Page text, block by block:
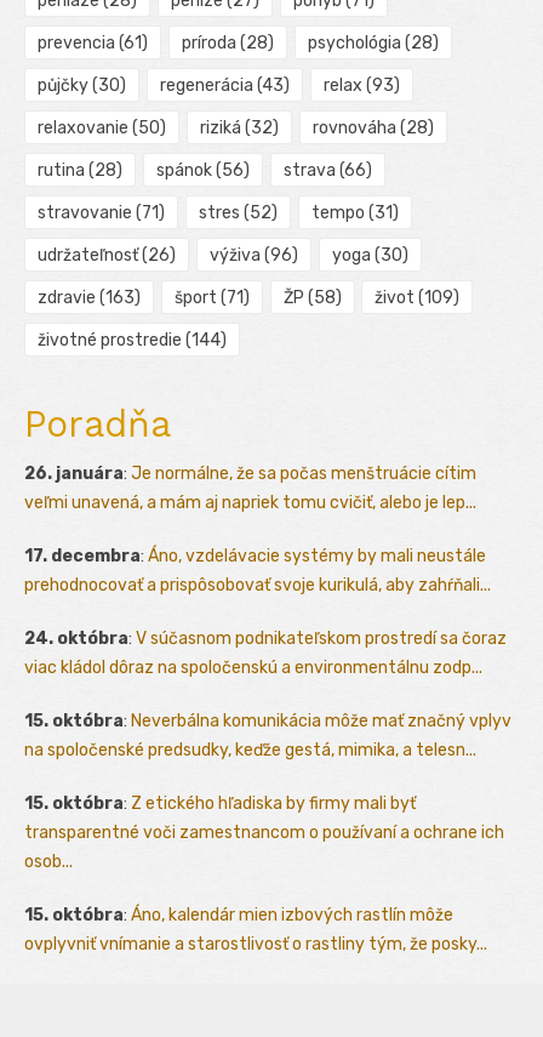
prevencia (61) príroda (28) psychológia (28)
půjčky(30) regenerácia (43) relax (93)
relaxovanie (50) riziká (32) rovnováha (28)
rutina (28) spánok(56) strava (66)
stravovanie (71) stres (52) tempo (31)
udržateľnosť(26) výživa (96) yoga (30)
zdravie (163) šport (71) ŽP (58) život (109)
životné prostredie (144)
Poradňa
26. januára: Je normálne, že sa počas menštruácie cítim
veľmi unavená, a mám aj napriek tomu cvičiť, alebo je lep...
17. decembra: Áno, vzdelávacie systémy by mali neustále
prehodnocovať a prispôsobovať svoje kurikulá, aby zahŕňali...
24. októbra: V súčasnom podnikateľskom prostredí sa čoraz
viac kládol dôraz na spoločenskú a environmentálnu zodp...
15. októbra: Neverbálna komunikácia môže mať značný vplyv
na spoločenské predsudky, keďže gestá, mimika, a telesn...
15. októbra: Z etického hľadiska by firmy mali byť
transparentné voči zamestnancom o používaní a ochrane ich
osob...
15. októbra: Áno, kalendár mien izbových rastlín môže
ovplyvniť vnímanie a starostlivosť o rastliny tým, že posky...